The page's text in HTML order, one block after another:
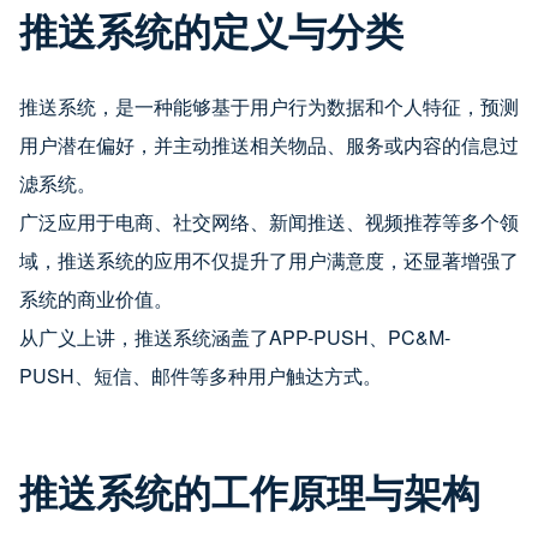
推送系统的定义与分类
推送系统，是一种能够基于用户行为数据和个人特征，预测
用户潜在偏好，并主动推送相关物品、服务或内容的信息过
滤系统。
广泛应用于电商、社交网络、新闻推送、视频推荐等多个领
域，推送系统的应用不仅提升了用户满意度，还显著增强了
系统的商业价值。
从广义上讲，推送系统涵盖了APP-PUSH、PC&M-
PUSH、短信、邮件等多种用户触达方式。
推送系统的工作原理与架构